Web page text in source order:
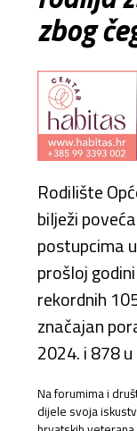
zbog
Rodilište
bilježi
postupcima
prošloj
rekordnih
značajan
2024. i 878
Na forumima i
dijele svoja